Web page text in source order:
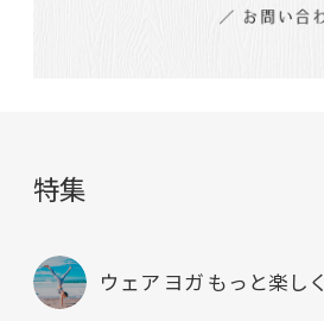
特集
ウェア ヨガ もっと楽しく